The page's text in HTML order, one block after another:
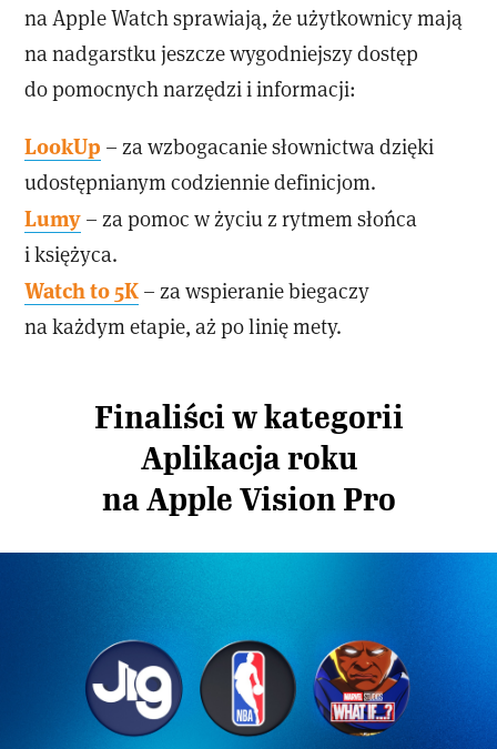
na Apple Watch sprawiają, że użytkownicy mają
na nadgarstku jeszcze wygodniejszy dostęp
do pomocnych narzędzi i informacji:
LookUp – za wzbogacanie słownictwa dzięki
udostępnianym codziennie definicjom.
Lumy – za pomoc w życiu z rytmem słońca
i księżyca.
Watch to 5K – za wspieranie biegaczy
na każdym etapie, aż po linię mety.
Finaliści w kategorii
Aplikacja roku
na Apple Vision Pro